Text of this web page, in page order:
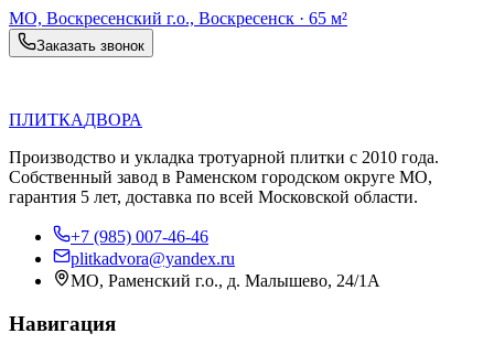
МО, Воскресенский г.о., Воскресенск · 65 м²
Заказать звонок
ПЛИТКАДВОРА
Производство и укладка тротуарной плитки с 2010 года.
Собственный завод в Раменском городском округе МО,
гарантия 5 лет, доставка по всей Московской области.
+7 (985) 007-46-46
plitkadvora@yandex.ru
МО, Раменский г.о., д. Малышево, 24/1А
Навигация